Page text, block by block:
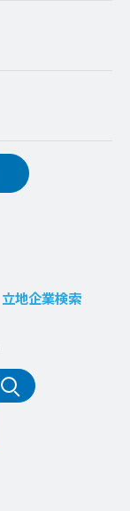
立地企業検索